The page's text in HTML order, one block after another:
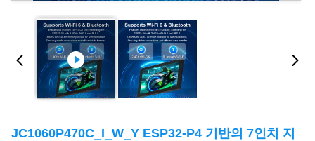
JC1060P470C_I_W_Y ESP32-P4 기반의 7인치 지